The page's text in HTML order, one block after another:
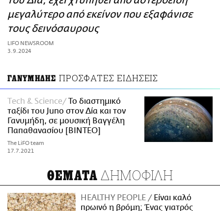
ΑΜΠΑ
PRINT
μεγαλύτερο από εκείνον που εξαφάνισε
τους δεινόσαυρους
LIFO NEWSROOM
3.9.2024
ΓΑΝΥΜΗΔΗΣ ΠΡΟΣΦΑΤΕΣ ΕΙΔΗΣΕΙΣ
Τech & Science
Το διαστημικό
ταξίδι του Juno στον Δία και τον
Γανυμήδη, σε μουσική Βαγγέλη
Παπαθανασίου [ΒΙΝΤΕΟ]
The LiFO team
17.7.2021
ΘΕΜΑΤΑ ΔΗΜΟΦΙΛΗ
HEALTHY PEOPLE
Είναι καλό
πρωινό η βρόμη; Ένας γιατρός